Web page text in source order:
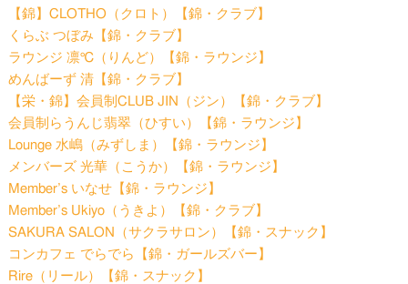
【錦】CLOTHO（クロト）【錦・クラブ】
くらぶ つぼみ【錦・クラブ】
ラウンジ 凛℃（りんど）【錦・ラウンジ】
めんばーず 清【錦・クラブ】
【栄・錦】会員制CLUB JIN（ジン）【錦・クラブ】
会員制らうんじ翡翠（ひすい）【錦・ラウンジ】
Lounge 水嶋（みずしま）【錦・ラウンジ】
メンバーズ 光華（こうか）【錦・ラウンジ】
Member’s いなせ【錦・ラウンジ】
Member’s Ukiyo（うきよ）【錦・クラブ】
SAKURA SALON（サクラサロン）【錦・スナック】
コンカフェ でらでら【錦・ガールズバー】
Rire（リール）【錦・スナック】